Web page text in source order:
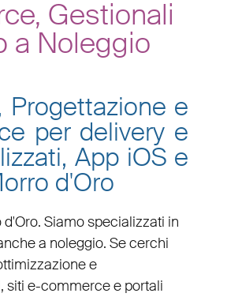
Gestionali
a Noleggio
e
per delivery e
App iOS e
d'Oro
. Siamo specializzati in
a noleggio. Se cerchi
e
, siti e-commercee portali